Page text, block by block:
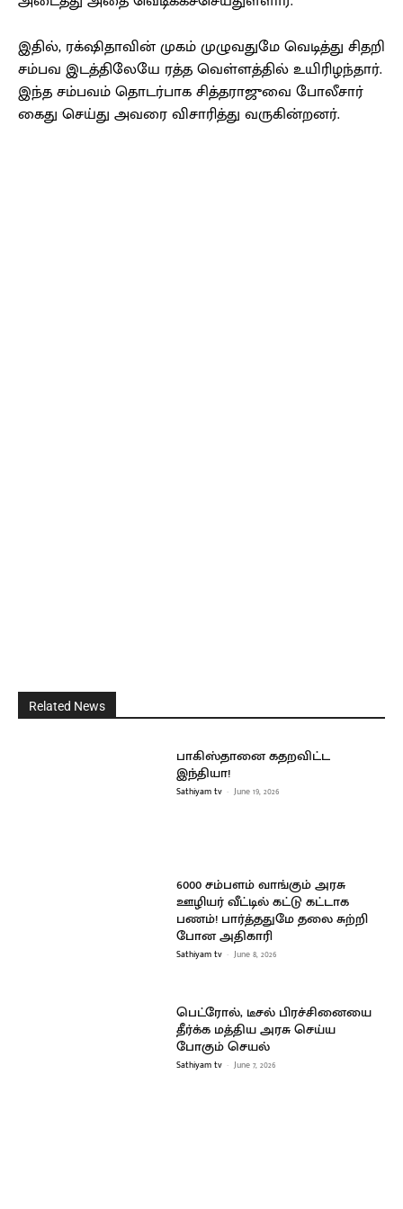
இதில், ரக்‌ஷிதாவின் முகம் முழுவதுமே வெடித்து சிதறி
சம்பவ இடத்திலேயே ரத்த வெள்ளத்தில் உயிரிழந்தார்.
இந்த சம்பவம் தொடர்பாக சித்தராஜுவை போலீசார்
கைது செய்து அவரை விசாரித்து வருகின்றனர்.
Related News
பாகிஸ்தானை கதறவிட்ட
இந்தியா!
Sathiyam tv - June 19, 2026
6000 சம்பளம் வாங்கும் அரசு
ஊழியர் வீட்டில் கட்டு கட்டாக
பணம்! பார்த்ததுமே தலை சுற்றி
போன அதிகாரி
Sathiyam tv - June 8, 2026
பெட்ரோல், டீசல் பிரச்சினையை
தீர்க்க மத்திய அரசு செய்ய
போகும் செயல்
Sathiyam tv - June 7, 2026